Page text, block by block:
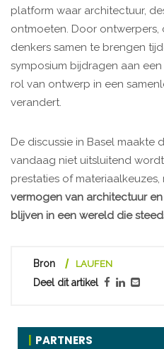
platform waar architectuur,
ontmoeten. Door
denkers samen te brengen
symposium bijdragen aan
rol van ontwerp in een
verandert.
De discussie in Basel maakte
vandaag niet uitsluitend
prestaties of
vermogen van architectuur
blijven in een wereld die
Bron LAUFEN
Deel dit artikel
PARTNERS